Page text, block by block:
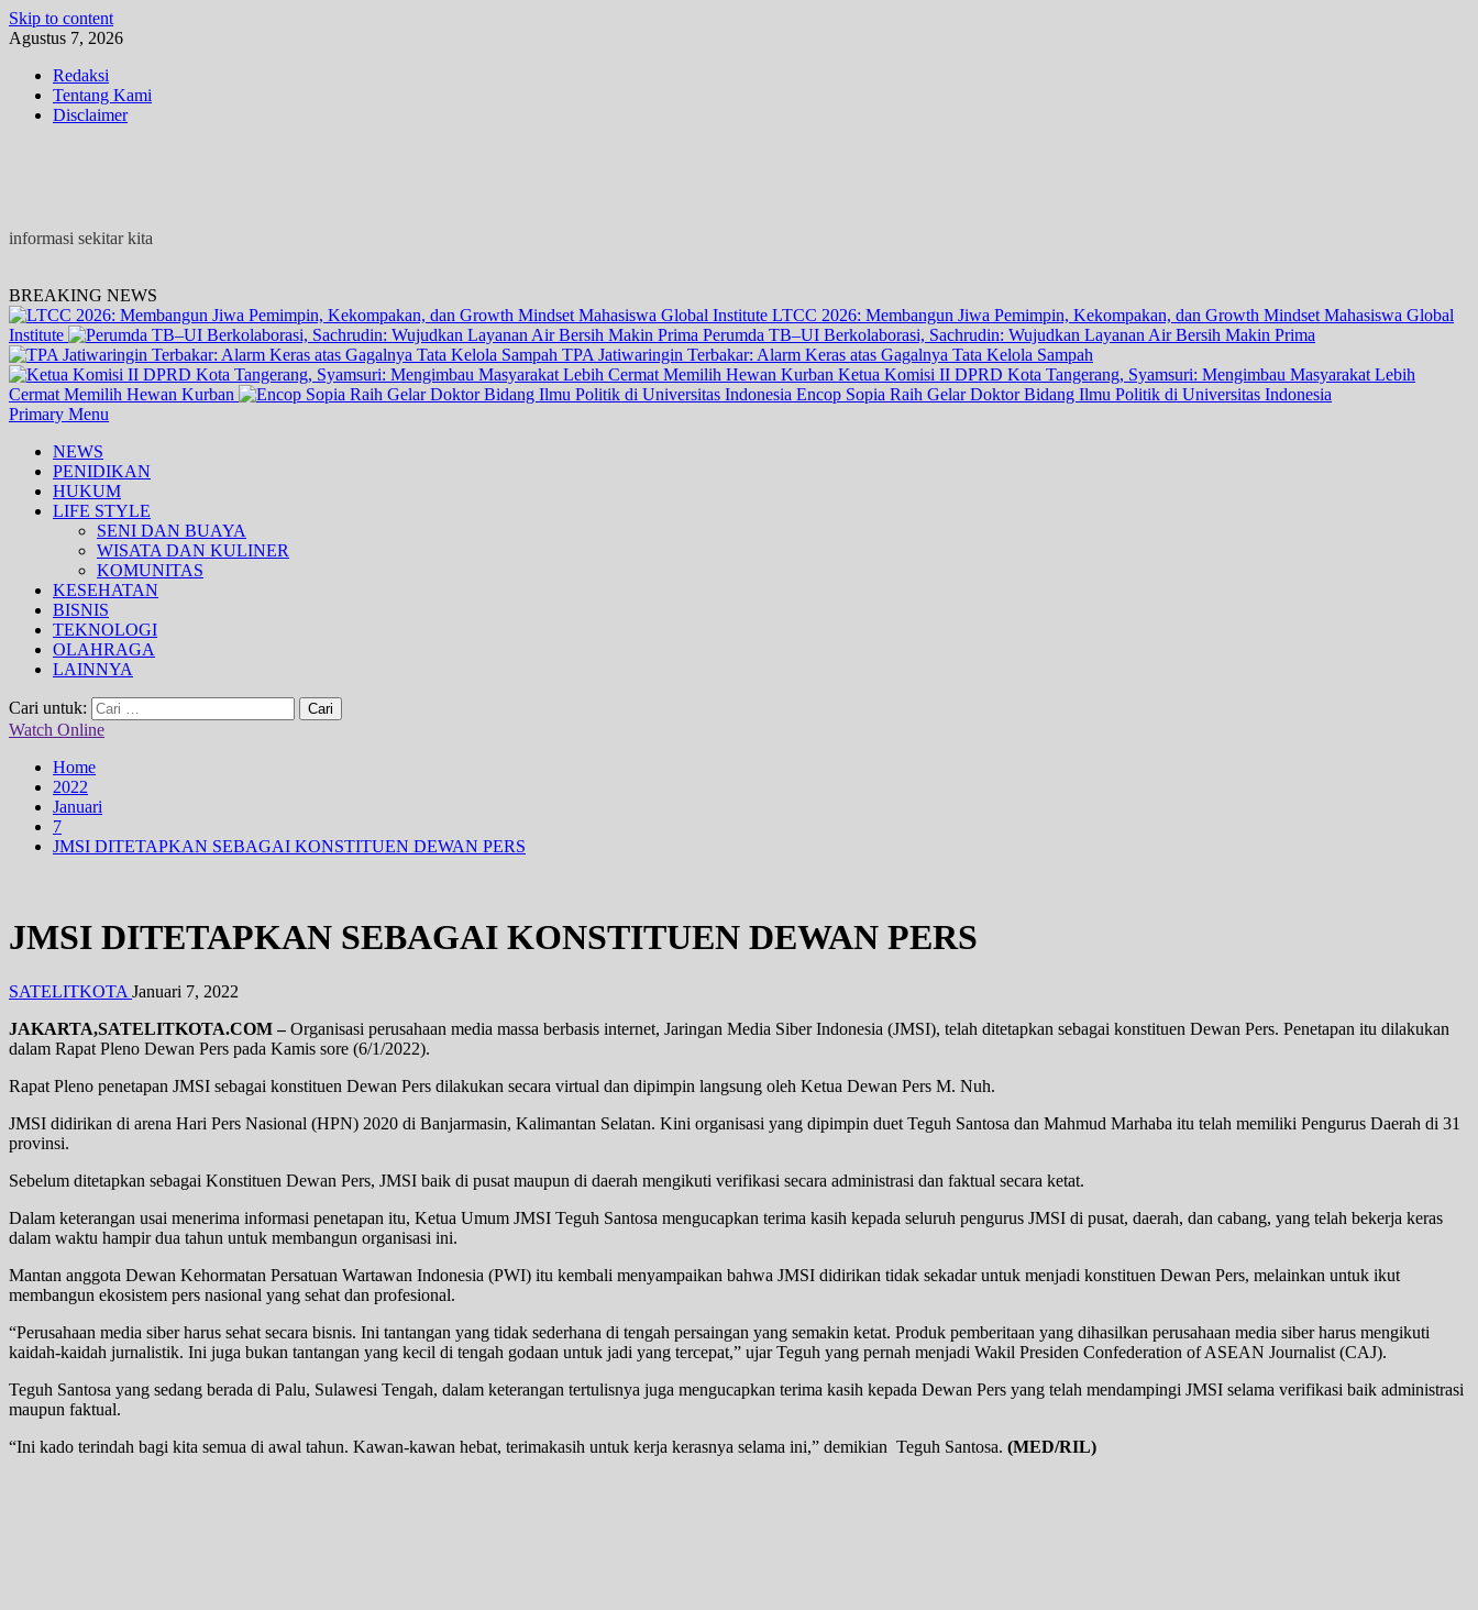
Skip to content
Agustus 7, 2026
Redaksi
Tentang Kami
Disclaimer
informasi sekitar kita
BREAKING NEWS
LTCC 2026: Membangun Jiwa Pemimpin, Kekompakan, dan Growth Mindset Mahasiswa Global
Institute
Perumda TB–UI Berkolaborasi, Sachrudin: Wujudkan Layanan Air Bersih Makin Prima
TPA Jatiwaringin Terbakar: Alarm Keras atas Gagalnya Tata Kelola Sampah
Ketua Komisi II DPRD Kota Tangerang, Syamsuri: Mengimbau Masyarakat Lebih
Cermat Memilih Hewan Kurban
Encop Sopia Raih Gelar Doktor Bidang Ilmu Politik di Universitas Indonesia
Primary Menu
NEWS
PENIDIKAN
HUKUM
LIFE STYLE
SENI DAN BUAYA
WISATA DAN KULINER
KOMUNITAS
KESEHATAN
BISNIS
TEKNOLOGI
OLAHRAGA
LAINNYA
Cari untuk:
Watch Online
Home
2022
Januari
7
JMSI DITETAPKAN SEBAGAI KONSTITUEN DEWAN PERS
JMSI DITETAPKAN SEBAGAI KONSTITUEN DEWAN PERS
SATELITKOTA Januari 7, 2022
JAKARTA,SATELITKOTA.COM –Organisasi perusahaan media massa berbasis internet, Jaringan Media Siber Indonesia (JMSI), telah ditetapkan sebagai konstituen Dewan Pers. Penetapan itu dilakukan
dalam Rapat Pleno Dewan Pers pada Kamis sore (6/1/2022).
Rapat Pleno penetapan JMSI sebagai konstituen Dewan Pers dilakukan secara virtual dan dipimpin langsung oleh Ketua Dewan Pers M. Nuh.
JMSI didirikan di arena Hari Pers Nasional (HPN) 2020 di Banjarmasin, Kalimantan Selatan. Kini organisasi yang dipimpin duet Teguh Santosa dan Mahmud Marhaba itu telah memiliki Pengurus Daerah di 31
provinsi.
Sebelum ditetapkan sebagai Konstituen Dewan Pers, JMSI baik di pusat maupun di daerah mengikuti verifikasi secara administrasi dan faktual secara ketat.
Dalam keterangan usai menerima informasi penetapan itu, Ketua Umum JMSI Teguh Santosa mengucapkan terima kasih kepada seluruh pengurus JMSI di pusat, daerah, dan cabang, yang telah bekerja keras
dalam waktu hampir dua tahun untuk membangun organisasi ini.
Mantan anggota Dewan Kehormatan Persatuan Wartawan Indonesia (PWI) itu kembali menyampaikan bahwa JMSI didirikan tidak sekadar untuk menjadi konstituen Dewan Pers, melainkan untuk ikut
membangun ekosistem pers nasional yang sehat dan profesional.
“Perusahaan media siber harus sehat secara bisnis. Ini tantangan yang tidak sederhana di tengah persaingan yang semakin ketat. Produk pemberitaan yang dihasilkan perusahaan media siber harus mengikuti
kaidah-kaidah jurnalistik. Ini juga bukan tantangan yang kecil di tengah godaan untuk jadi yang tercepat,” ujar Teguh yang pernah menjadi Wakil Presiden Confederation of ASEAN Journalist (CAJ).
Teguh Santosa yang sedang berada di Palu, Sulawesi Tengah, dalam keterangan tertulisnya juga mengucapkan terima kasih kepada Dewan Pers yang telah mendampingi JMSI selama verifikasi baik administrasi
maupun faktual.
“Ini kado terindah bagi kita semua di awal tahun. Kawan-kawan hebat, terimakasih untuk kerja kerasnya selama ini,” demikian Teguh Santosa. (MED/RIL)